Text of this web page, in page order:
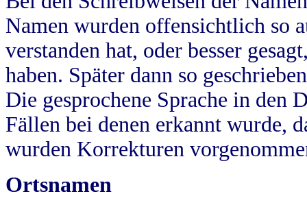
Namen wurden offensichtlich so
verstanden hat, oder besser
haben. Später dann so
Die gesprochene Sprache in
Fällen bei denen erkannt wurde,
wurden Korrekturen
Ortsnamen